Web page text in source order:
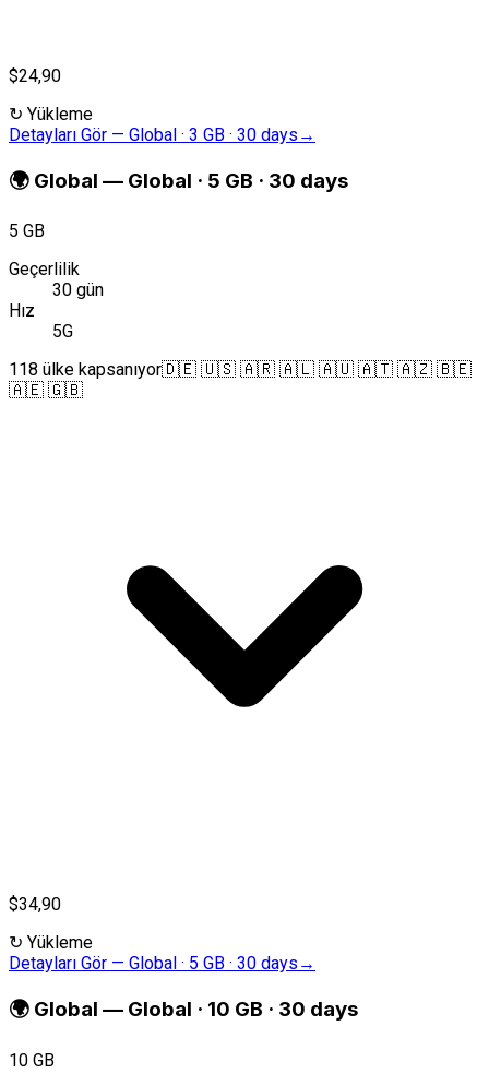
$24,90
↻ Yükleme
Detayları Gör — Global · 3 GB · 30 days →
🌍 Global — Global · 5 GB · 30 days
5 GB
Geçerlilik
30 gün
Hız
5G
118 ülke kapsanıyor🇩🇪 🇺🇸 🇦🇷 🇦🇱 🇦🇺 🇦🇹 🇦🇿 🇧🇪
🇦🇪 🇬🇧
$34,90
↻ Yükleme
Detayları Gör — Global · 5 GB · 30 days →
🌍 Global — Global · 10 GB · 30 days
10 GB